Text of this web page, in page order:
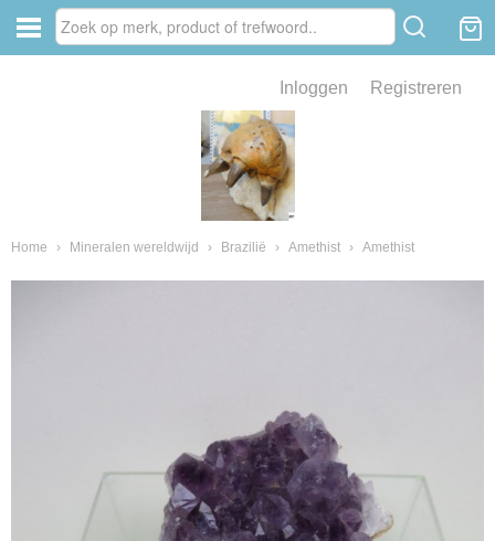
Inloggen Registreren
Home › Mineralen wereldwijd › Brazilië › Amethist › Amethist
van fossielen en mineralen